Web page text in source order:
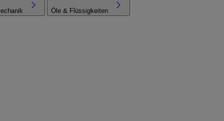
Öle & Flüssigkeiten